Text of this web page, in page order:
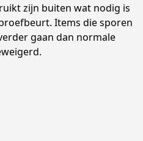
zijn buiten wat nodig is
Items die sporen
gaan dan normale